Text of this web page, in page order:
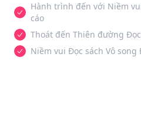
Hành trình đến với Niềm
cáo
Thoát đến Thiên đường
Niềm vui Đọc sách Vô song